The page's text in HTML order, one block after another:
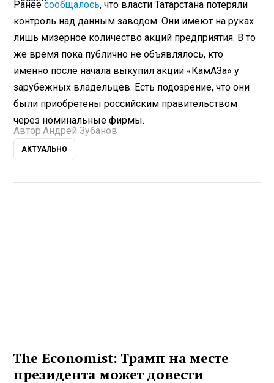
Ранеесообщалось, что власти Татарстана потеряли
контроль над данным заводом. Они имеют на руках
лишь мизерное количество акций предприятия. В то
же время пока публично не объявлялось, кто
именно после начала выкупил акции «КамАЗа» у
зарубежных владельцев. Есть подозрение, что они
были приобретены российским правительством
через номинальные фирмы.
Автор:Андрей Зубанов
АКТУАЛЬНО
The Economist: Трамп на месте
президента может довести